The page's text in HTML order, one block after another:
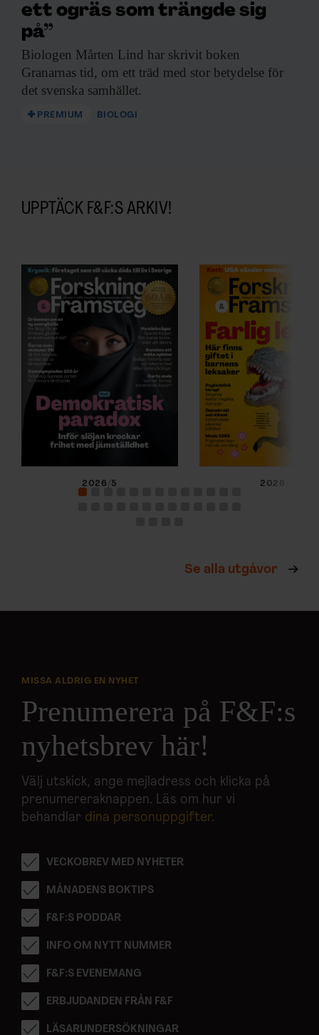
ett ogräs som trängde sig
på”
Biologen Mårten Lind har skrivit boken
Granarnas tid, om ett träd med stor betydelse för
det svenska samhället.
PREMIUM BIOLOGI
UPPTÄCK F&F:S ARKIV!
2026/5 2026/4
Se alla utgåvor
MISSA ALDRIG EN NYHET
Prenumerera på F&F:s
nyhetsbrev här!
Välj utskick, ange mejladress och klicka på
prenumereraknappen. Läs om hur vi
behandlar dina personuppgifter.
VECKOBREV MED NYHETER
MÅNADENS BOKTIPS
F&F:S PODDAR
INFO OM NYTT NUMMER
F&F:S EVENEMANG
ERBJUDANDEN FRÅN F&F
LÄSARUNDERSÖKNINGAR